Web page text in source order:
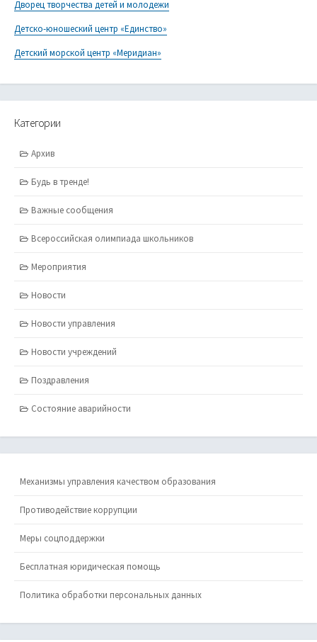
Дворец творчества детей и молодежи
Детско-юношеский центр «Единство»
Детский морской центр «Меридиан»
Категории
Архив
Будь в тренде!
Важные сообщения
Всероссийская олимпиада школьников
Мероприятия
Новости
Новости управления
Новости учреждений
Поздравления
Состояние аварийности
Механизмы управления качеством образования
Противодействие коррупции
Меры соцподдержки
Бесплатная юридическая помощь
Политика обработки персональных данных